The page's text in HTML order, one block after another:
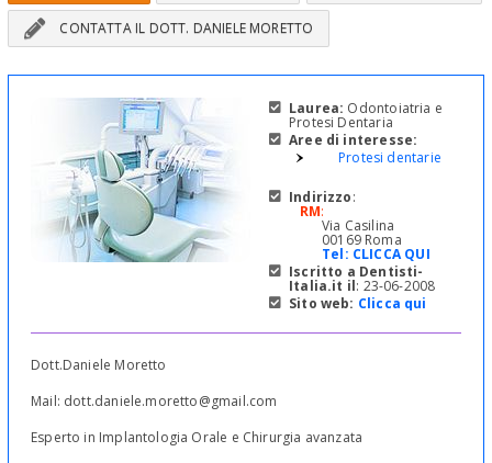
CONTATTA IL DOTT. DANIELE MORETTO
Laurea: Odontoiatria e
Protesi Dentaria
Aree di interesse:
Protesi dentarie
Indirizzo:
RM:
Via Casilina
00169 Roma
Tel: CLICCA QUI
Iscritto a Dentisti-
Italia.it il: 23-06-2008
Sito web: Clicca qui
Dott.Daniele Moretto
Mail: dott.daniele.moretto@gmail.com
Esperto in Implantologia Orale e Chirurgia avanzata